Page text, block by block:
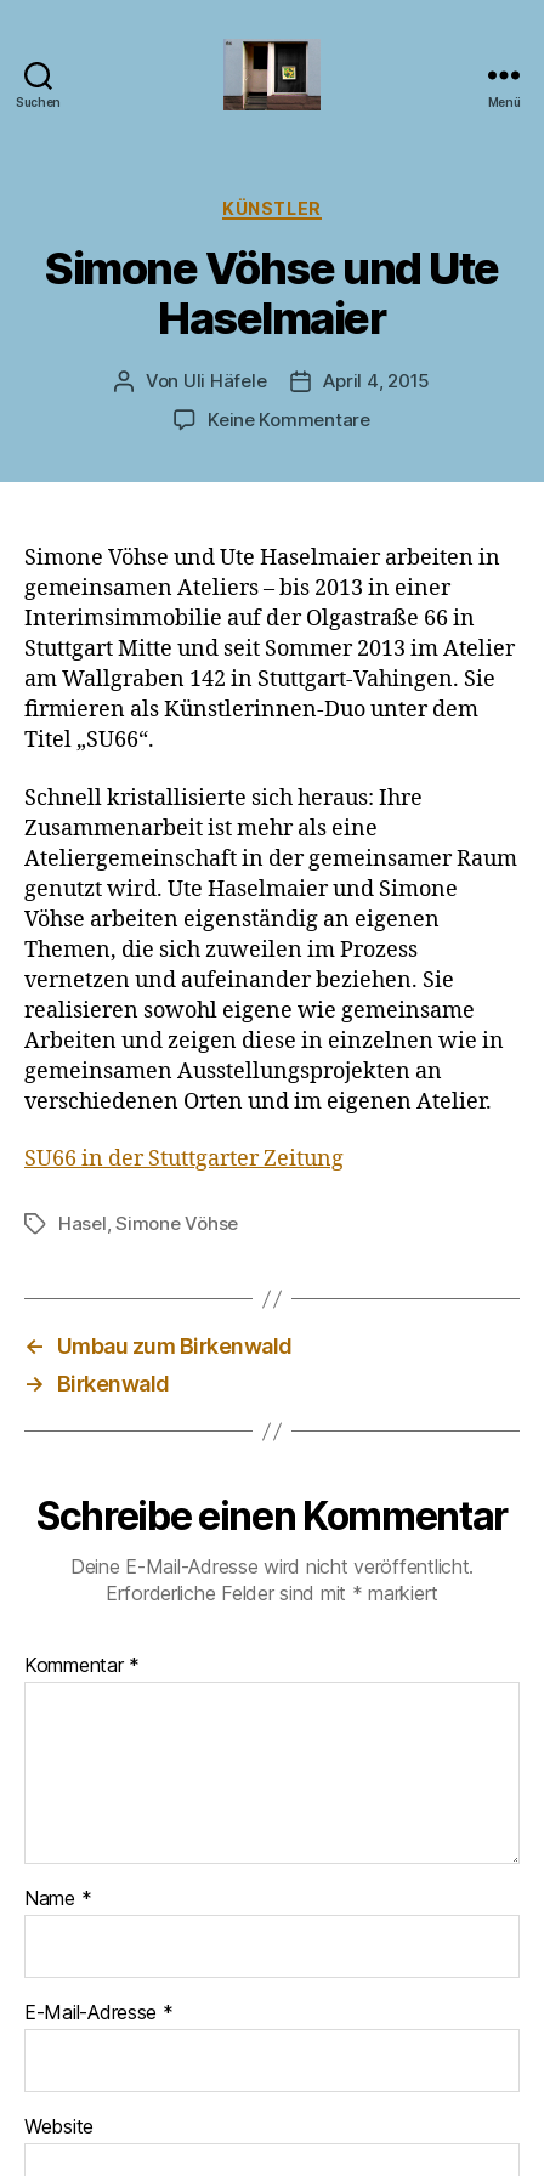
Suchen Menü
Kategorien
KÜNSTLER
Simone Vöhse und Ute
Haselmaier
Beitragsautor
Von Uli Häfele Veröffentlichungsdatum
April 4, 2015
Keine Kommentarezu
Haselmaier
Simone Vöhse und Ute Haselmaier arbeiten in
gemeinsamen Ateliers – bis 2013 in einer
Interimsimmobilie auf der Olgastraße 66 in
Stuttgart Mitte und seit Sommer 2013 im Atelier
am Wallgraben 142 in Stuttgart-Vahingen. Sie
firmieren als Künstlerinnen-Duo unter dem
Titel „SU66“.
Schnell kristallisierte sich heraus: Ihre
Zusammenarbeit ist mehr als eine
Ateliergemeinschaft in der gemeinsamer Raum
genutzt wird. Ute Haselmaier und Simone
Vöhse arbeiten eigenständig an eigenen
Themen, die sich zuweilen im Prozess
vernetzen und aufeinander beziehen. Sie
realisieren sowohl eigene wie gemeinsame
Arbeiten und zeigen diese in einzelnen wie in
gemeinsamen Ausstellungsprojekten an
verschiedenen Orten und im eigenen Atelier.
SU66 in der Stuttgarter Zeitung
Schlagwörter
Hasel,Simone Vöhse
←
Umbau zum Birkenwald
→
Birkenwald
Schreibe einen Kommentar
Deine E-Mail-Adresse wird nicht veröffentlicht.
Erforderliche Felder sind mit * markiert
Kommentar *
Name *
E-Mail-Adresse *
Website